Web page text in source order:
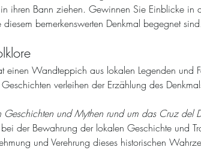
ihren Bann ziehen. Gewinnen Sie Einblicke in
bemerkenswerten Denkmal begegnet sind.
einen Wandteppich aus lokalen Legenden und
verleihen der Erzählung des
und Mythen rund um das Cruz del
der Bewahrung der lokalen Geschichte und
und Verehrung dieses historischen